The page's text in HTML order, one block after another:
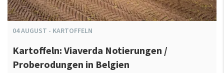
04AUGUST - KARTOFFELN
Kartoffeln: Viaverda Notierungen /
Proberodungen in Belgien